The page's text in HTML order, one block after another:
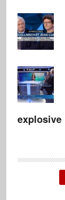
explosive